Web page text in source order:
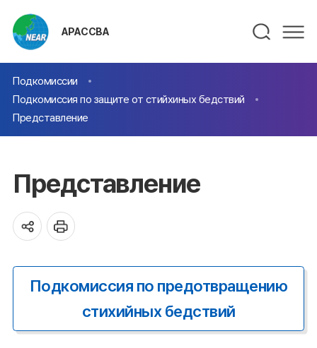
АРАССВА
Подкомиссии
Подкомиссия по защите от стийхиных бедствий
Представление
Представление
Подкомиссия по предотвращению
стихийных бедствий